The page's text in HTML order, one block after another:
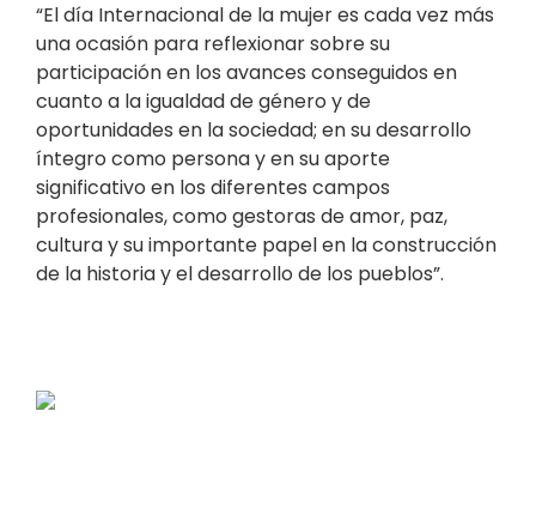
“El día Internacional de la mujer es cada vez más
una ocasión para reflexionar sobre su
participación en los avances conseguidos en
cuanto a la igualdad de género y de
oportunidades en la sociedad; en su desarrollo
íntegro como persona y en su aporte
significativo en los diferentes campos
profesionales, como gestoras de amor, paz,
cultura y su importante papel en la construcción
de la historia y el desarrollo de los pueblos”.